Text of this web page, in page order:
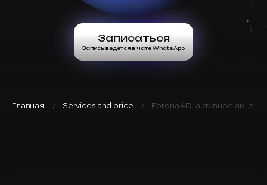
Записаться
Запись ведется в чате WhatsApp
Главная Services and price Fotona 4D: активное акне